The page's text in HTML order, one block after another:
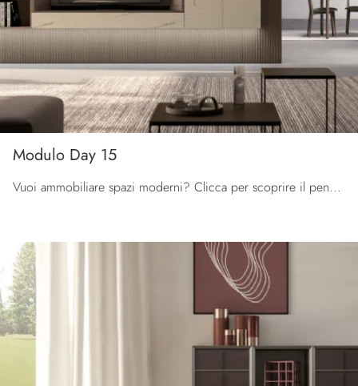
Modulo Day 15
Vuoi ammobiliare spazi moderni? Clicca per scoprire il pensile Modulo Day 15 in melaminico della firma Orme!